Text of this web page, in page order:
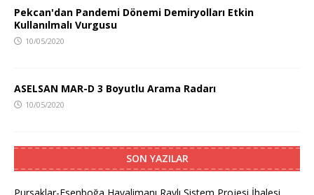
Pekcan'dan Pandemi Dönemi Demiryolları Etkin
Kullanılmalı Vurgusu
10/05/2020
ASELSAN MAR-D 3 Boyutlu Arama Radarı
10/05/2020
SON YAZILAR